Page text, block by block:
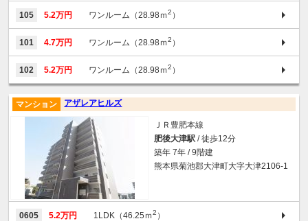
105 5.2万円 ワンルーム（28.98ｍ2 ）
101 4.7万円 ワンルーム（28.98ｍ2 ）
102 5.2万円 ワンルーム（28.98ｍ2 ）
アザレアヒルズ
マンション
ＪＲ豊肥本線
肥後大津駅 / 徒歩12分
築年 7年 / 9階建
熊本県菊池郡大津町大字大津2106-1
0605 5.2万円 1LDK（46.25ｍ2 ）